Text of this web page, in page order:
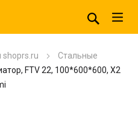
shoprs.ru
Стальные
FTV 22, 100*600*600, X2